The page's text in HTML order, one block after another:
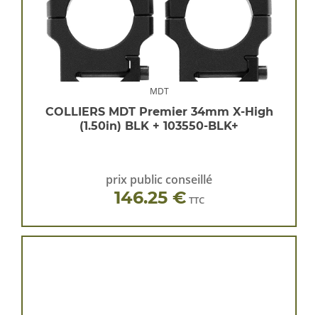
MDT
COLLIERS MDT Premier 34mm X-High
(1.50in) BLK + 103550-BLK+
prix public conseillé
146.25 € TTC